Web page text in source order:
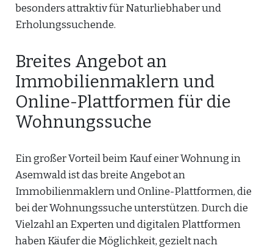
besonders attraktiv für Naturliebhaber und
Erholungssuchende.
Breites Angebot an
Immobilienmaklern und
Online-Plattformen für die
Wohnungssuche
Ein großer Vorteil beim Kauf einer Wohnung in
Asemwald ist das breite Angebot an
Immobilienmaklern und Online-Plattformen, die
bei der Wohnungssuche unterstützen. Durch die
Vielzahl an Experten und digitalen Plattformen
haben Käufer die Möglichkeit, gezielt nach